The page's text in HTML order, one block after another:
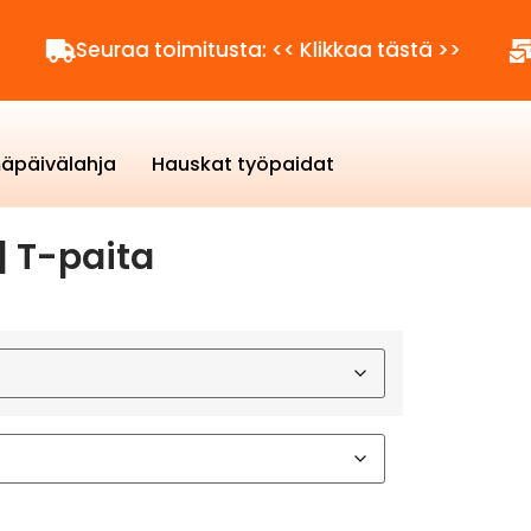
Seuraa toimitusta: << Klikkaa tästä >>
Hauskat työpaidat
T-paita